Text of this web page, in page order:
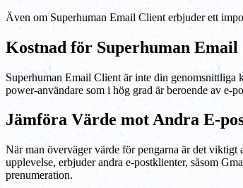
Även om Superhuman Email Client erbjuder ett
Kostnad för Superhuman
Superhuman Email Client är inte din genomsnittliga
power-användare som i hög grad är beroende av e-
Jämföra Värde mot Andra E-
När man överväger värde för pengarna är det
upplevelse, erbjuder andra e-postklienter, såsom
prenumeration.